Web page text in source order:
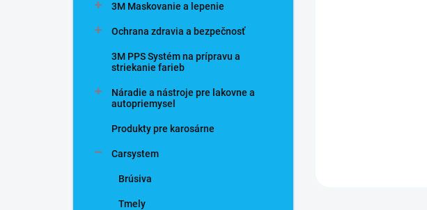
3M Maskovanie a lepenie
Ochrana zdravia a bezpečnosť
3M PPS Systém na prípravu a
striekanie farieb
Náradie a nástroje pre lakovne a
autopriemysel
Produkty pre karosárne
Carsystem
Brúsiva
Tmely